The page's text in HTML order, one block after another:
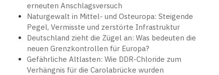
erneuten Anschlagsversuch
Naturgewalt in Mittel- und Osteuropa: Steigende
Pegel, Vermisste und zerstörte Infrastruktur
Deutschland zieht die Zügel an: Was bedeuten die
neuen Grenzkontrollen für Europa?
Gefährliche Altlasten: Wie DDR-Chloride zum
Verhängnis für die Carolabrücke wurden